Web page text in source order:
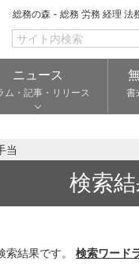
総務の森 - 総務 労務 経理 法
ニュース
ム・記事・リリース 書
当
検索
索結果です。 検索ワード